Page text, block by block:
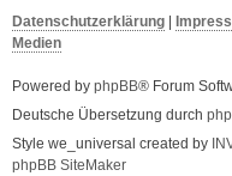
Datenschutzerklärung
Medien
Powered by phpBB® Forum
Deutsche Übersetzung durch
Style we_universal created by
phpBB SiteMaker